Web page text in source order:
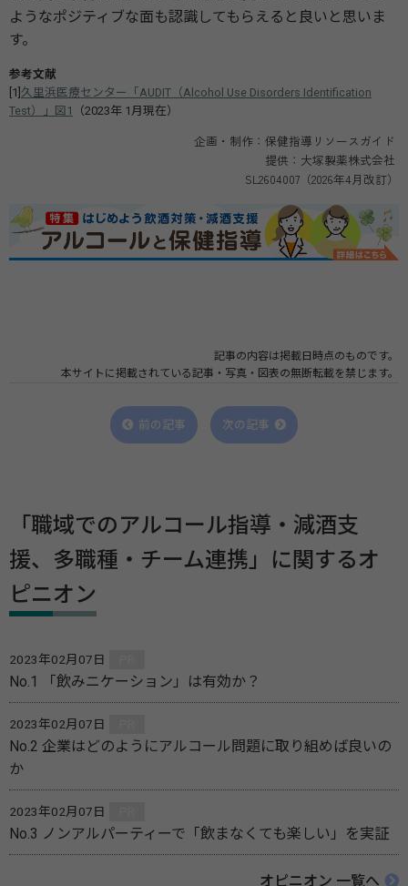
ようなポジティブな面も認識してもらえると良いと思いま
す。
参考文献
[1] 久里浜医療センター「AUDIT（Alcohol Use Disorders Identification
Test）」図1
（2023年 1月現在）
企画・制作：保健指導リソースガイド
提供：大塚製薬株式会社
SL2604007（2026年4月改訂）
記事の内容は掲載日時点のものです。
本サイトに掲載されている記事・写真・図表の無断転載を禁じます。
前の記事 次の記事
「職域でのアルコール指導・減酒支
援、多職種・チーム連携」に関するオ
ピニオン
2023年02月07日
No.1 「飲みニケーション」は有効か？
2023年02月07日
No.2 企業はどのようにアルコール問題に取り組めば良いの
か
2023年02月07日
No.3 ノンアルパーティーで「飲まなくても楽しい」を実証
オピニオン 一覧へ